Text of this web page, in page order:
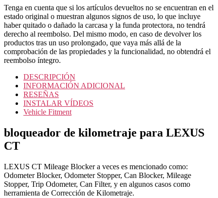
Tenga en cuenta que si los artículos devueltos no se encuentran en el
estado original o muestran algunos signos de uso, lo que incluye
haber quitado o dañado la carcasa y la funda protectora, no tendrá
derecho al reembolso. Del mismo modo, en caso de devolver los
productos tras un uso prolongado, que vaya más allá de la
comprobación de las propiedades y la funcionalidad, no obtendrá el
reembolso íntegro.
DESCRIPCIÓN
INFORMACIÓN ADICIONAL
RESEÑAS
INSTALAR VÍDEOS
Vehicle Fitment
bloqueador de kilometraje para LEXUS
CT
LEXUS CT Mileage Blocker a veces es mencionado como:
Odometer Blocker, Odometer Stopper, Can Blocker, Mileage
Stopper, Trip Odometer, Can Filter, y en algunos casos como
herramienta de Corrección de Kilometraje.